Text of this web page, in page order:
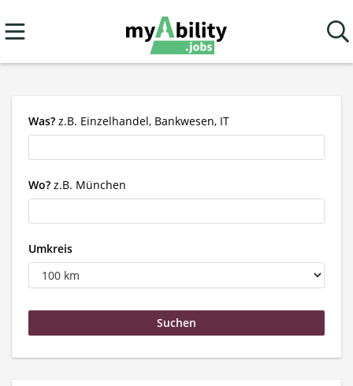
Was? z.B. Einzelhandel, Bankwesen, IT
Wo? z.B. München
Umkreis